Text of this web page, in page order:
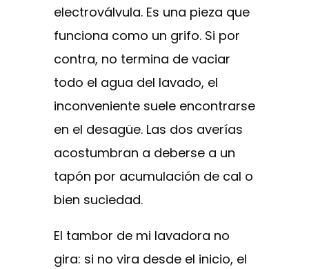
electroválvula. Es una pieza que
funciona como un grifo. Si por
contra, no termina de vaciar
todo el agua del lavado, el
inconveniente suele encontrarse
en el desagüe. Las dos averías
acostumbran a deberse a un
tapón por acumulación de cal o
bien suciedad.
El tambor de mi lavadora no
gira: si no vira desde el inicio, el